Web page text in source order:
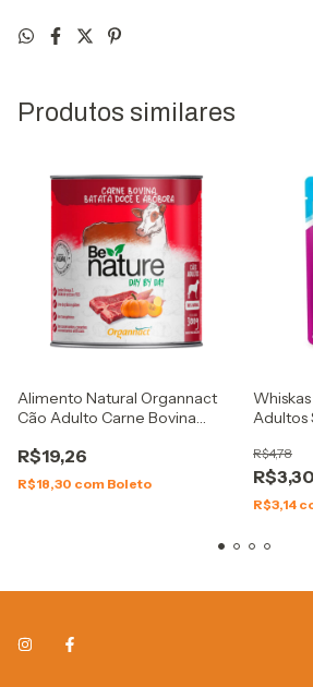
Produtos similares
Alimento Natural Organnact
Cão Adulto Carne Bovina
R$19,26
R$18,30 com Boleto
Adultos
R$3,30
R$4,78
R$3,14